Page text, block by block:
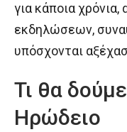
για κάποια χρόνια,
εκδηλώσεων,
υπόσχονται
Τι θα
Ηρώδειο